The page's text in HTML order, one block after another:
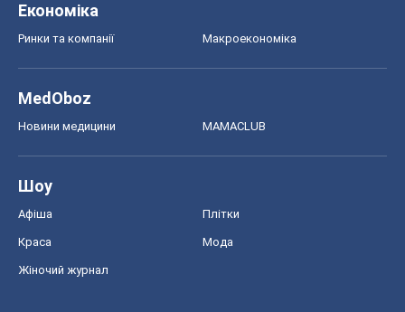
Економіка
Ринки та компанії Макроекономіка
MedOboz
Новини медицини MAMACLUB
Шоу
Афіша Плітки
Краса Мода
Жіночий журнал